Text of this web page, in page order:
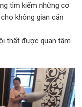
tìm kiếm những cơ
không gian căn
thất được quan tâm